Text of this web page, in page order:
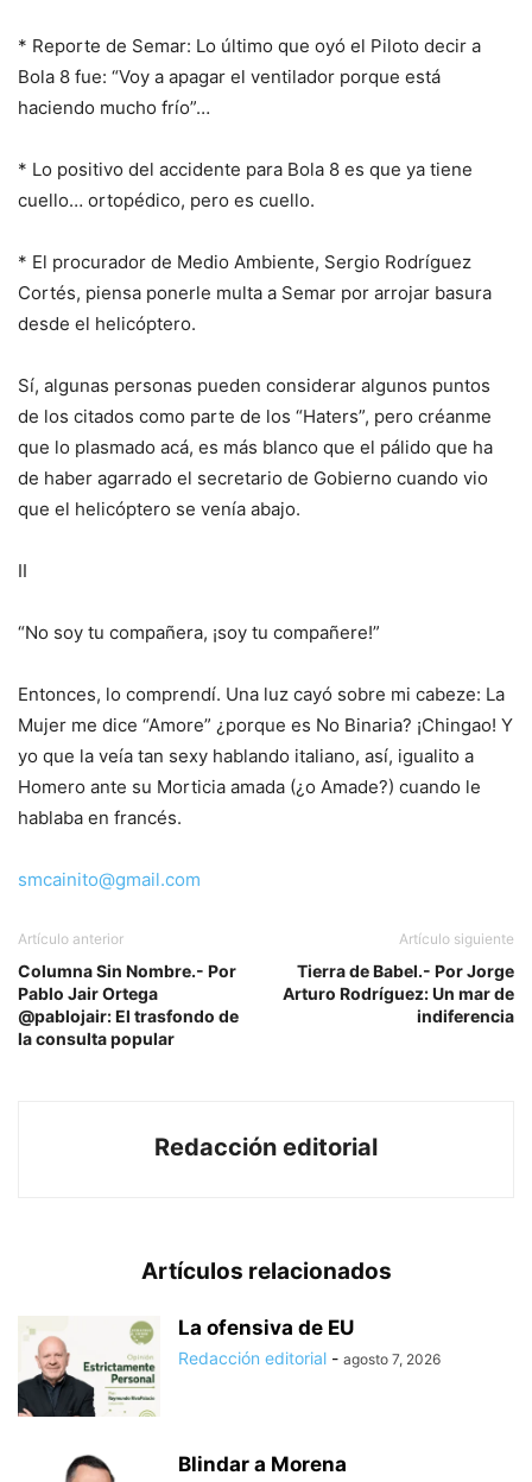
* Reporte de Semar: Lo último que oyó el Piloto decir a
Bola 8 fue: “Voy a apagar el ventilador porque está
haciendo mucho frío”…
* Lo positivo del accidente para Bola 8 es que ya tiene
cuello… ortopédico, pero es cuello.
* El procurador de Medio Ambiente, Sergio Rodríguez
Cortés, piensa ponerle multa a Semar por arrojar basura
desde el helicóptero.
Sí, algunas personas pueden considerar algunos puntos
de los citados como parte de los “Haters”, pero créanme
que lo plasmado acá, es más blanco que el pálido que ha
de haber agarrado el secretario de Gobierno cuando vio
que el helicóptero se venía abajo.
II
“No soy tu compañera, ¡soy tu compañere!”
Entonces, lo comprendí. Una luz cayó sobre mi cabeze: La
Mujer me dice “Amore” ¿porque es No Binaria? ¡Chingao! Y
yo que la veía tan sexy hablando italiano, así, igualito a
Homero ante su Morticia amada (¿o Amade?) cuando le
hablaba en francés.
smcainito@gmail.com
Artículo anterior
Columna Sin Nombre.- Por
Pablo Jair Ortega
@pablojair: El trasfondo de
la consulta popular
Artículo siguiente
Tierra de Babel.- Por Jorge
Arturo Rodríguez: Un mar de
indiferencia
Redacción editorial
Artículos relacionados
La ofensiva de EU
Redacción editorial - agosto 7, 2026
Blindar a Morena